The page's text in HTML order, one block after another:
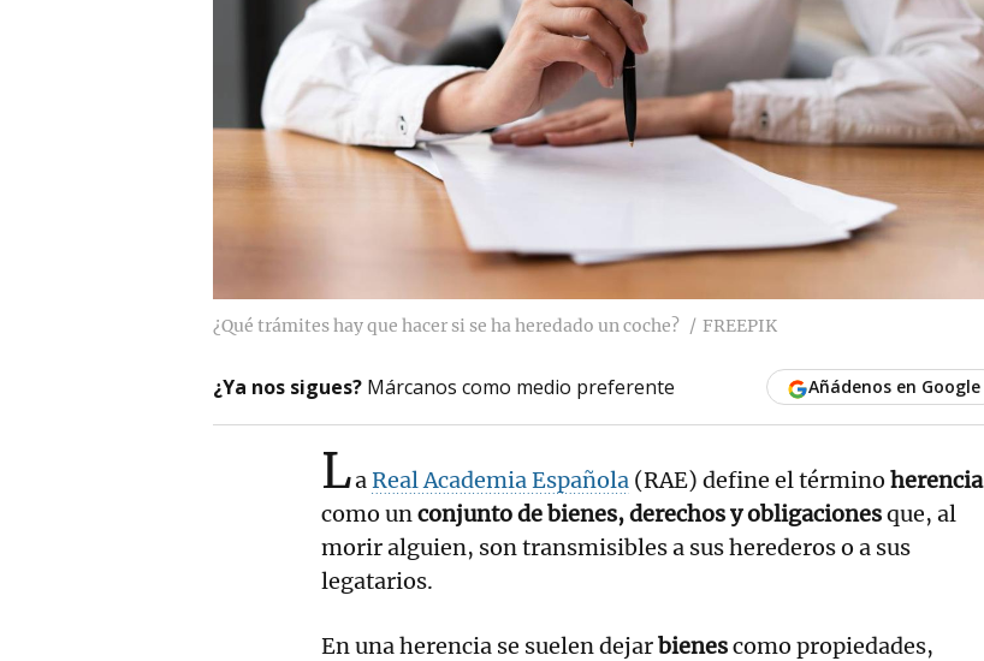
¿Qué trámites hay que hacer si se ha heredado un coche? FREEPIK
¿Ya nos sigues? Márcanos como medio preferente Añádenos en Google
LaReal Academia Española (RAE) define el término herencia
como unconjunto de bienes, derechos y obligacionesque, al
morir alguien, son transmisibles a sus herederos o a sus
legatarios.
En una herencia se suelen dejarbienescomo propiedades,